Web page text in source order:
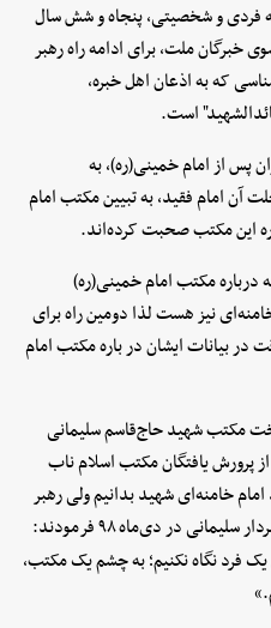
فردی و شخصیتی، پنجاه و شش سال
خبرگان ملت، برای ادامه راه رهبر
که به اذعان اهل خبره،
است.
از امام خمینی(ره)، به
آن امام فقید، به تبیین مکتب امام
این مکتب صحبت کرده‌اند.
درباره مکتب امام خمینی(ره)
نیز هست لذا دومین راه برای
بیانات ایشان در باره مکتب امام
مکتب شهید حاج‌قاسم سلیمانی
پرورش یافتگان مکتب اسلام ناب
خامنه‌ای شهید بدانیم ولی رهبر
شهید انقلاب در اولین سالگرد شهادت سردار سلیمانی در دی‌ماه ۹۸ فرمودند:
فرد نگاه نکنیم؛ به چشم یک مکتب،